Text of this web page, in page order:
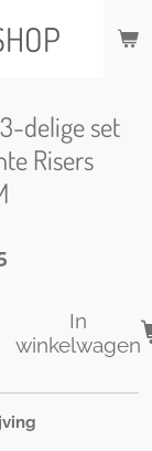
delige set
Risers
In
winkelwagen